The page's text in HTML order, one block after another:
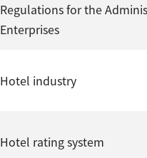
Regulations for the
Enterprises
Hotel industry
Hotel rating system